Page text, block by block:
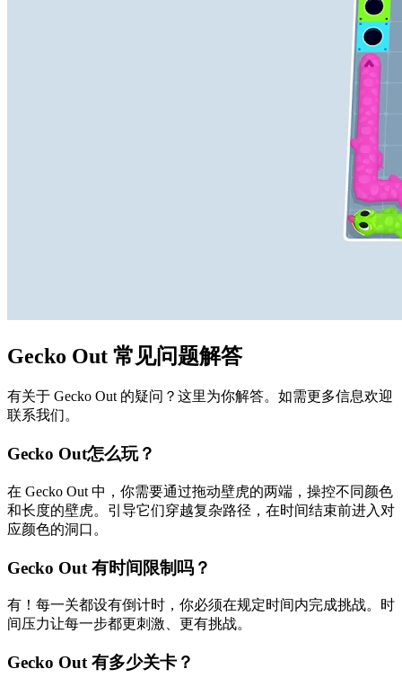
Gecko Out 常见问题解答
有关于 Gecko Out 的疑问？这里为你解答。如需更多信息欢迎
联系我们。
Gecko Out怎么玩？
在 Gecko Out 中，你需要通过拖动壁虎的两端，操控不同颜色
和长度的壁虎。引导它们穿越复杂路径，在时间结束前进入对
应颜色的洞口。
Gecko Out 有时间限制吗？
有！每一关都设有倒计时，你必须在规定时间内完成挑战。时
间压力让每一步都更刺激、更有挑战。
Gecko Out 有多少关卡？